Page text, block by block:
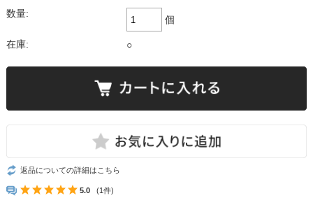
数量:
個
在庫: ○
返品についての詳細はこちら
5.0 (1件)